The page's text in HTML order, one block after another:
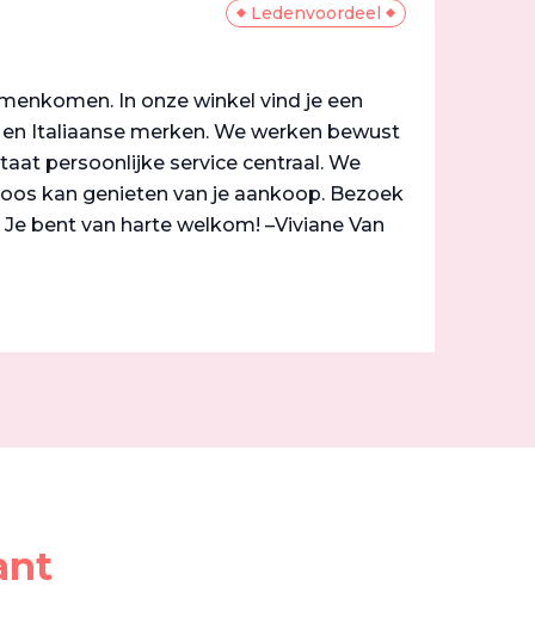
Ledenvoordeel
In onze winkel vind je een
Italiaanse merken. We werken bewust
persoonlijke service centraal. We
kan genieten van je aankoop. Bezoek
bent van harte welkom! –Viviane Van